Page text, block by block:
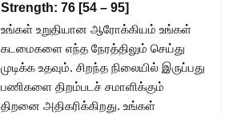
Strength: 76 [54 – 95]
உங்கள் உறுதியான ஆரோக்கியம் உங்கள்
கடமைகளை எந்த நேரத்திலும் செய்து
முடிக்க உதவும். சிறந்த நிலையில் இருப்பது
பணிகளை திறம்படச் சமாளிக்கும்
திறனை அதிகரிக்கிறது. உங்கள்